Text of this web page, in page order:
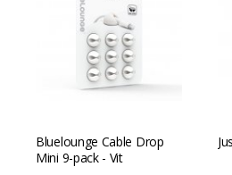
Bluelounge Cable Drop
Mini 9-pack - Vit